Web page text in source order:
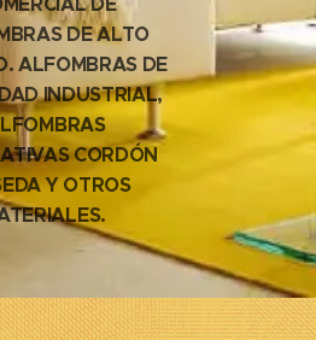
DE ALTO
ALFOMBRAS DE
INDUSTRIAL,
CORDÓN
Y OTROS